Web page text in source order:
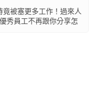
竟被塞更多工作！過來人
秀員工不再跟你分享怎